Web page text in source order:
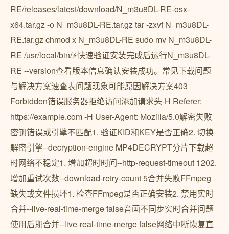
RE/releases/latest/download/N_m3u8DL-RE-osx-
x64.tar.gz -o N_m3u8DL-RE.tar.gz tar -zxvf N_m3u8DL-
RE.tar.gz chmod x N_m3u8DL-RE sudo mv N_m3u8DL-
RE /usr/local/bin/⚡快速验证安装完成后运行N_m3u8DL-
RE --version查看版本信息确认安装成功。常见下载问题
与解决方案速查表问题现象可能原因解决方案403
Forbidden错误服务器拒绝访问添加请求头-H Referer:
https://example.com -H User-Agent: Mozilla/5.0解密失败
密钥错误或引擎不匹配1. 验证KID和KEY是否正确2. 切换
解密引擎--decryption-engine MP4DECRYPT分片下载超
时网络不稳定1. 增加超时时间--http-request-timeout 1202.
增加重试次数--download-retry-count 5合并失败FFmpeg
缺失或文件损坏1. 检查FFmpeg是否正确安装2. 禁用实时
合并--live-real-time-merge false音画不同步实时合并问题
使用后期合并--live-real-time-merge false网络中断恢复直